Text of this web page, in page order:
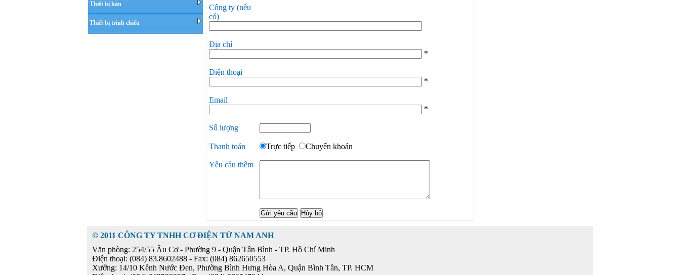
Thiết bị hàn
Thiết bị trình chiếu
Công ty (nếu
có)
Địa chỉ
*
Điện thoại
*
Email
*
Số lượng
Thanh toán Trực tiếp Chuyển khoản
Yêu cầu thêm
© 2011 CÔNG TY TNHH CƠ ĐIỆN TỬ NAM ANH
Văn phòng: 254/55 Âu Cơ - Phường 9 - Quận Tân Bình - TP. Hồ Chí Minh
Điện thoại: (084) 83.8602488 - Fax: (084) 862650553
Xưởng: 14/10 Kênh Nước Đen, Phường Bình Hưng Hòa A, Quận Bình Tân, TP. HCM